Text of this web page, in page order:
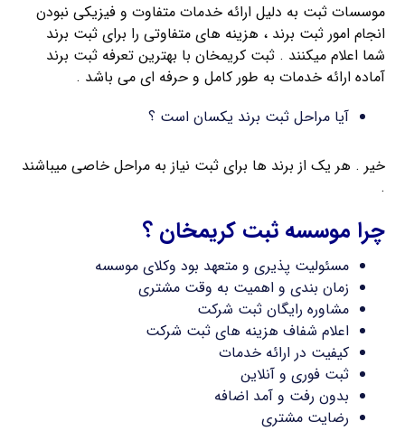
موسسات ثبت به دلیل ارائه خدمات متفاوت و فیزیکی نبودن
انجام امور ثبت برند ، هزینه های متفاوتی را برای ثبت برند
شما اعلام میکنند . ثبت کریمخان با بهترین تعرفه ثبت برند
آماده ارائه خدمات به طور کامل و حرفه ای می باشد .
آیا مراحل ثبت برند یکسان است ؟
خیر . هر یک از برند ها برای ثبت نیاز به مراحل خاصی میباشند
.
چرا موسسه ثبت کریمخان ؟
مسئولیت پذیری و متعهد بود وکلای موسسه
زمان بندی و اهمیت به وقت مشتری
مشاوره رایگان ثبت شرکت
اعلام شفاف هزینه های ثبت شرکت
کیفیت در ارائه خدمات
ثبت فوری و آنلاین
بدون رفت و آمد اضافه
رضایت مشتری